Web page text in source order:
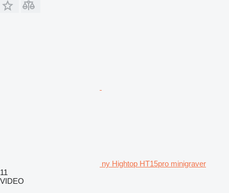
ny Hightop HT15pro minigraver
11
VIDEO